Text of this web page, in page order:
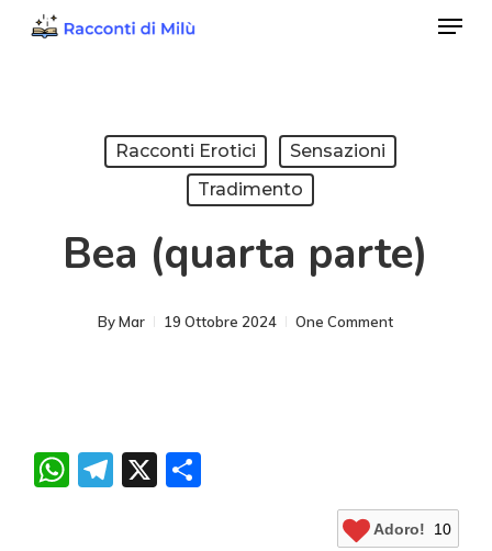
Menu
Racconti Erotici
Sensazioni
Tradimento
Bea (quarta parte)
By Mar 19 Ottobre 2024 One Comment
WhatsApp
Telegram
X Condividi
Adoro! 10